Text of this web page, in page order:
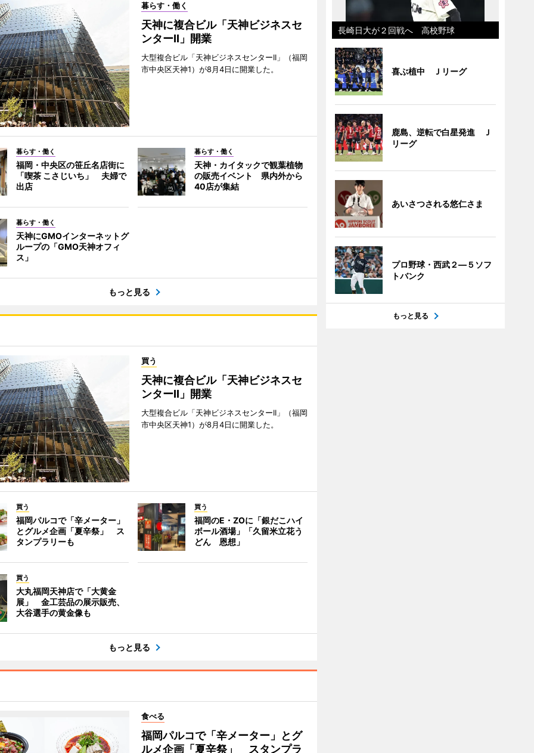
暮らす・働く
天神に複合ビル「天神ビジネスセ
ンターII」開業
大型複合ビル「天神ビジネスセンターII」（福岡
市中央区天神1）が8月4日に開業した。
暮らす・働く
福岡・中央区の笹丘名店街に
「喫茶 こさじいち」 夫婦で
出店
暮らす・働く
天神・カイタックで観葉植物
の販売イベント 県内外から
40店が集結
暮らす・働く
天神にGMOインターネットグ
ループの「GMO天神オフィ
ス」
もっと見る
買う
天神に複合ビル「天神ビジネスセ
ンターII」開業
大型複合ビル「天神ビジネスセンターII」（福岡
市中央区天神1）が8月4日に開業した。
買う
福岡パルコで「辛メーター」
とグルメ企画「夏辛祭」 ス
タンプラリーも
買う
福岡のE・ZOに「銀だこハイ
ボール酒場」「久留米立花う
どん 恩想」
買う
大丸福岡天神店で「大黄金
展」 金工芸品の展示販売、
大谷選手の黄金像も
もっと見る
食べる
福岡パルコで「辛メーター」とグ
ルメ企画「夏辛祭」 スタンプラ
長崎日大が２回戦へ 高校野球
喜ぶ植中 Ｊリーグ
鹿島、逆転で白星発進 Ｊ
リーグ
あいさつされる悠仁さま
プロ野球・西武２―５ソフ
トバンク
もっと見る